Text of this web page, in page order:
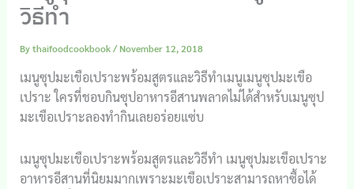
วิธีทำ
Bythaifoodcookbook/November 12, 2018
เมนูซุปมะเขือเปราะพร้อมสูตรและวิธีทำเมนูเมนูซุปมะเขือ
เปราะ ใครที่ชอบกินซุปอาหารอีสานพลาดไม่ได้สำหรับเมนูซุป
มะเขือเปราะลองทำกินเลยอร่อยแซ่บ
เมนูซุปมะเขือเปราะพร้อมสูตรและวิธีทำ เมนูซุปมะเขือเปราะ
อาหารอีสานที่นิยมมากเพราะมะเขือเปราะสามารถหาซื้อได้